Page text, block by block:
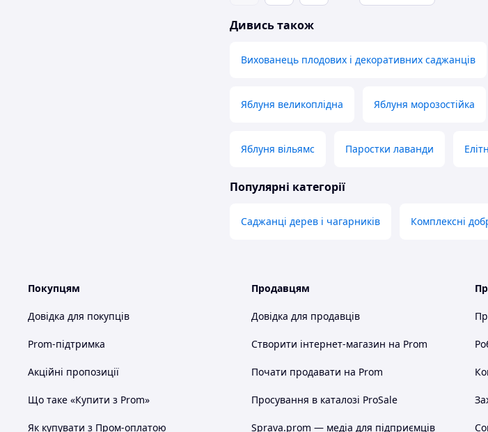
Дивись також
Вихованець плодових і декоративних саджанців
Яблуня великоплідна Яблуня морозостійка
Яблуня вільямс Паростки лаванди
Популярні категорії
Саджанці дерев і чагарників Комплексні
Покупцям
Довідка для покупців
Prom-підтримка
Акційні пропозиції
Що таке «Купити з Prom»
Як купувати з Пром-оплатою
Продавцям
Довідка для продавців
Створити інтернет-магазин на Prom
Почати продавати на Prom
Просування в каталозі ProSale
Sprava.prom — медіа для підприємців